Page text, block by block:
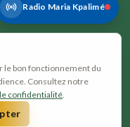
le bon fonctionnement du
Consultez notre
confidentialité.
droits réservés
— Sites Web Haut de
ContactAdministration
Radio Maria Kpalimé